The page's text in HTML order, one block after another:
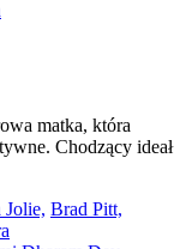
matka, która
Chodzący ideał
Jolie, Brad Pitt,